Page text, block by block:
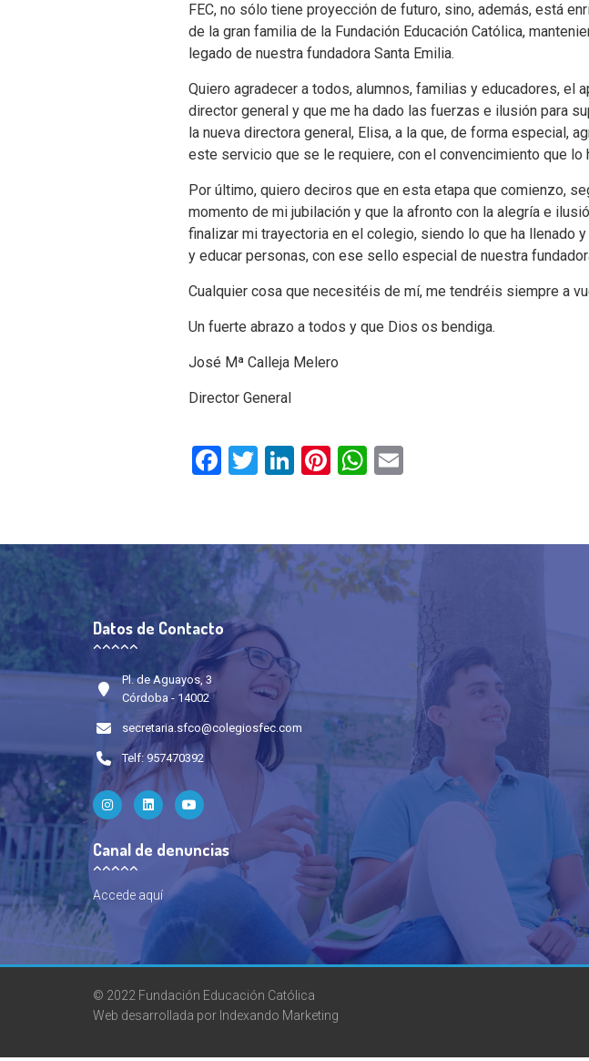
FEC, no sólo tiene proyección de futuro, sino, además, está
de la gran familia de la Fundación Educación Católica,
legado de nuestra fundadora Santa Emilia.
Quiero agradecer a todos, alumnos, familias y educadores, el
director general y que me ha dado las fuerzas e ilusión para
la nueva directora general, Elisa, a la que, de forma especial,
este servicio que se le requiere, con el convencimiento que
Por último, quiero deciros que en esta etapa que comienzo,
momento de mi jubilación y que la afronto con la alegría e
finalizar mi trayectoria en el colegio, siendo lo que ha llenado
y educar personas, con ese sello especial de nuestra
Cualquier cosa que necesitéis de mí, me tendréis siempre a
Un fuerte abrazo a todos y que Dios os bendiga.
José Mª Calleja Melero
Director General
Facebook
Twitter
LinkedIn
Pinterest
WhatsApp
Datos de Contacto
Pl. de Aguayos, 3
Córdoba - 14002
secretaria.sfco@colegiosfec.com
Telf: 957470392
Canal de denuncias
Accede aquí
© 2022 Fundación Educación Católica
Web desarrollada por Indexando Marketing